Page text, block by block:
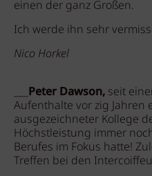
einen der ganz Großen.
Ich werde ihn sehr
Nico Horkel
___Peter Dawson, seit
Aufenthalte vor zig
ausgezeichneter Kollege
Höchstleistung immer
Berufes im Fokus hatte!
Treffen bei den